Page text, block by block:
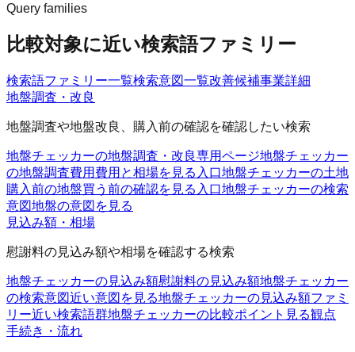
Query families
比較対象に近い検索語ファミリー
検索語ファミリー一覧検索意図一覧改善候補事業詳細
地盤調査・改良
地盤調査や地盤改良、購入前の確認を確認したい検索
地盤チェッカーの地盤調査・改良専用ページ地盤チェッカー
の地盤調査費用 費用と相場を見る入口地盤チェッカーの土地
購入前の地盤買う前の確認を見る入口地盤チェッカーの検索
意図地盤の意図を見る
見込み額・相場
慰謝料の見込み額や相場を確認する検索
地盤チェッカーの見込み額慰謝料の見込み額地盤チェッカー
の検索意図近い意図を見る地盤チェッカーの見込み額ファミ
リー近い検索語群地盤チェッカーの比較ポイント 見る観点
手続き・流れ